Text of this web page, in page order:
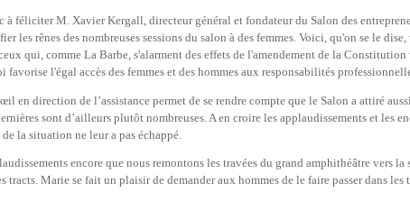
à féliciter M. Xavier Kergall, directeur général et fondateur du Salon des
les rênes des nombreuses sessions du salon à des femmes. Voici, qu'on se le
qui, comme La Barbe, s'alarment des effets de l'amendement de la
favorise l'égal accès des femmes et des hommes aux responsabilités
en direction de l’assistance permet de se rendre compte que le Salon a attiré
sont d’ailleurs plutôt nombreuses. A en croire les applaudissements et les
la situation ne leur a pas échappé.
encore que nous remontons les travées du grand amphithéâtre vers la
tracts. Marie se fait un plaisir de demander aux hommes de le faire passer dans les